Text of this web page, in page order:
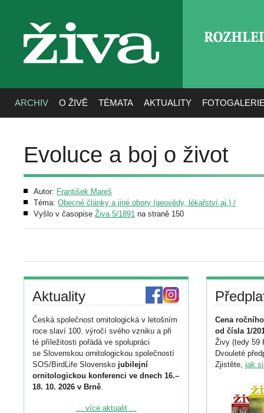
živa
ARCHIV O ŽIVĚ TÉMATA AKTUALITY
Evoluce a boj o život
Autor: František Mareš
Téma: Obecné články a jiné obory (geovědy, lékařství aj.) /
Vyšlo v časopise Živa 5/1891 na straně 150
Aktuality
Česká společnost ornitologická v letošním
roce slaví 100. výročí svého vzniku a při
té příležitosti pořádá ve spolupráci
se Slovenskou ornitologickou společností
SOS/BirdLife Slovensko jubilejní
ornitologickou konferenci ve dnech 16.–
18. 10. 2026 v Brně.
Podrobnější informace ke konferenci
... více aktualit ...
Cena
od čísla 1/
Živy (tedy 59
Dvouleté
Zjistěte, jak